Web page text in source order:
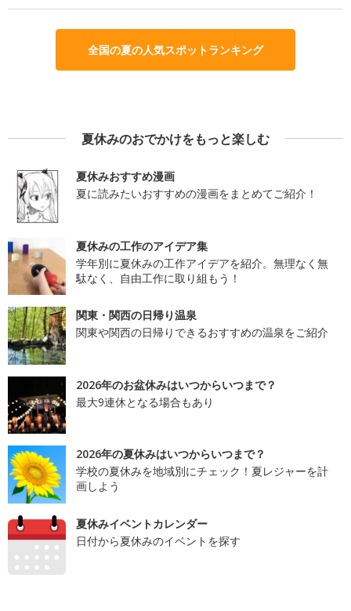
全国の夏の人気スポットランキング
夏休みのおでかけをもっと楽しむ
夏休みおすすめ漫画
夏に読みたいおすすめの漫画をまとめてご紹介！
夏休みの工作のアイデア集
学年別に夏休みの工作アイデアを紹介。無理なく無
駄なく、自由工作に取り組もう！
関東・関西の日帰り温泉
関東や関西の日帰りできるおすすめの温泉をご紹介
2026年のお盆休みはいつからいつまで？
最大9連休となる場合もあり
2026年の夏休みはいつからいつまで？
学校の夏休みを地域別にチェック！夏レジャーを計
画しよう
夏休みイベントカレンダー
日付から夏休みのイベントを探す